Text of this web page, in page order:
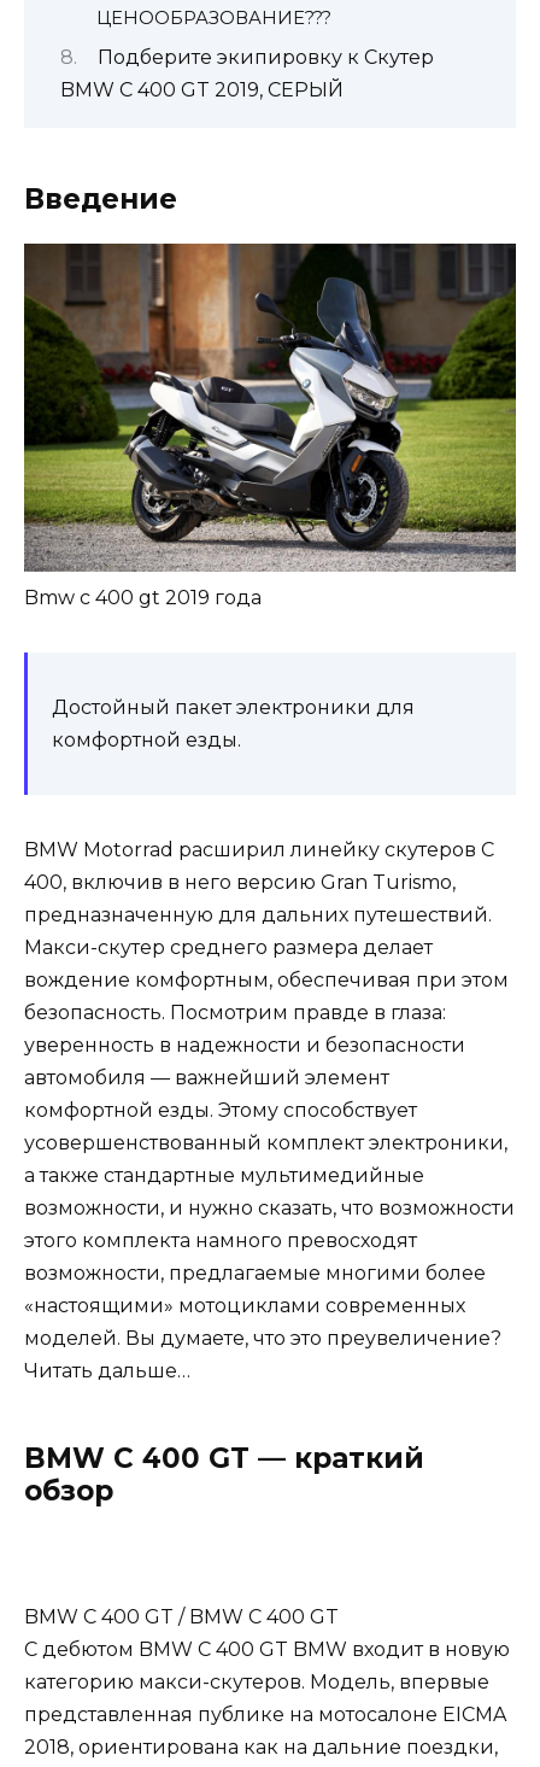
ЦЕНООБРАЗОВАНИЕ???
Подберите экипировку к Скутер
BMW C 400 GT 2019, СЕРЫЙ
Введение
Bmw c 400 gt 2019 года
Достойный пакет электроники для
комфортной езды.
BMW Motorrad расширил линейку скутеров C
400, включив в него версию Gran Turismo,
предназначенную для дальних путешествий.
Макси-скутер среднего размера делает
вождение комфортным, обеспечивая при этом
безопасность. Посмотрим правде в глаза:
уверенность в надежности и безопасности
автомобиля — важнейший элемент
комфортной езды. Этому способствует
усовершенствованный комплект электроники,
а также стандартные мультимедийные
возможности, и нужно сказать, что возможности
этого комплекта намного превосходят
возможности, предлагаемые многими более
«настоящими» мотоциклами современных
моделей. Вы думаете, что это преувеличение?
Читать дальше…
BMW C 400 GT — краткий
обзор
BMW C 400 GT / BMW C 400 GT
С дебютом BMW C 400 GT BMW входит в новую
категорию макси-скутеров. Модель, впервые
представленная публике на мотосалоне EICMA
2018, ориентирована как на дальние поездки,